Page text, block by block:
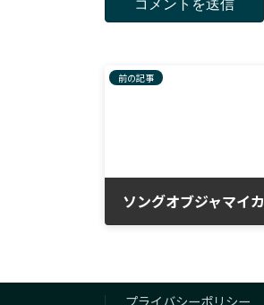
前の記事
ソングオブジャマイカ
プライバシーポリシー